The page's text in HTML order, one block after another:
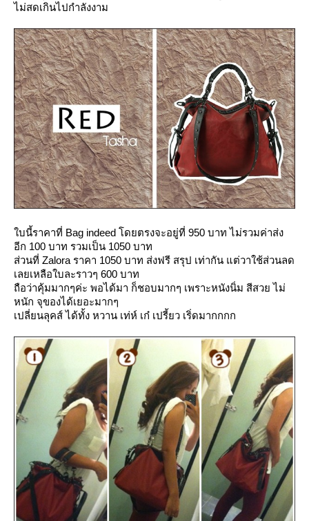
ไม่สดเกินไปกำลังงาม
บนี้ราคาที่ Bag indeed โดยตรงจะอยู่ที่ 950 บาท ไม่รวมค่าส่ง
อีก 100 บาท รวมเป็น 1050 บาท
ส่วนที่ Zalora ราคา 1050 บาท ส่งฟรี สรุป เท่ากัน แต่วาใช้ส่วนลด
เลยเหลือใบละราวๆ 600 บาท
ถือว่าคุ้มมากๆค่ะ พอได้มา ก็ชอบมากๆ เพราะหนังนิ่ม สีสวย ไม่
หนัก จุของได้เยอะมากๆ
เปลี่ยนลุคส์ ได้ทั้ง หวาน เท่ห์ เก๋ เปรี้ยว เริ่ดมากกกก